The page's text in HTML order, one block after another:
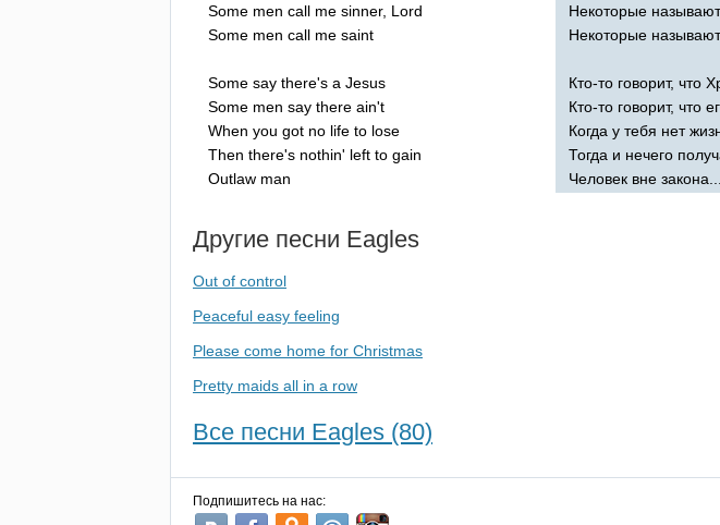
Some men call me sinner, Lord
Some men call me saint
Some say there's a Jesus
Some men say there ain't
When you got no life to lose
Then there's nothin' left to gain
Outlaw man
Некоторые
Некоторые
Кто-то говорит, что
Кто-то говорит, что
Когда у тебя нет
Тогда и нечего
Человек вне закона...
Другие песни Eagles
Out of control
Peaceful easy feeling
Please come home for Christmas
Pretty maids all in a row
Все песни Eagles (80)
Подпишитесь на нас: